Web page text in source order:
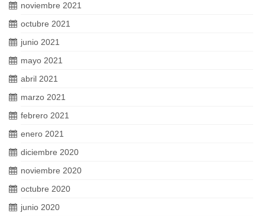
noviembre 2021
octubre 2021
junio 2021
mayo 2021
abril 2021
marzo 2021
febrero 2021
enero 2021
diciembre 2020
noviembre 2020
octubre 2020
junio 2020